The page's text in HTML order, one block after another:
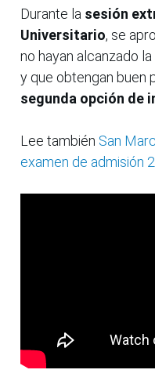
Durante la sesión
Universitario, se
no hayan alcanzado
y que obtengan buen
segunda opción de
Lee también San
examen de admisión